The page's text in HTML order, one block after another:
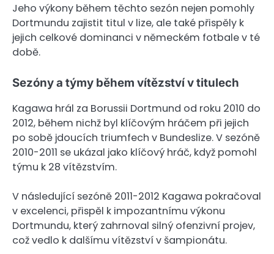
Jeho výkony během těchto sezón nejen pomohly
Dortmundu zajistit titul v lize, ale také přispěly k
jejich celkové dominanci v německém fotbale v té
době.
Sezóny a týmy během vítězství v titulech
Kagawa hrál za Borussii Dortmund od roku 2010 do
2012, během nichž byl klíčovým hráčem při jejich
po sobě jdoucích triumfech v Bundeslize. V sezóně
2010-2011 se ukázal jako klíčový hráč, když pomohl
týmu k 28 vítězstvím.
V následující sezóně 2011-2012 Kagawa pokračoval
v excelenci, přispěl k impozantnímu výkonu
Dortmundu, který zahrnoval silný ofenzivní projev,
což vedlo k dalšímu vítězství v šampionátu.